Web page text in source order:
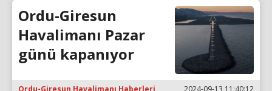
Ordu-Giresun
Havalimanı Pazar
günü kapanıyor
Ordu-Giresun Havalimanı Haberleri 2024-09-13 11:40:12